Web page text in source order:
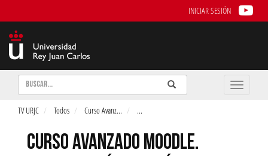
INICIAR SESIÓN
Buscar Enviar
Buscar
Toggle
TV URJC Todos Curso Avanz... ...
CURSO AVANZADO MOODLE.